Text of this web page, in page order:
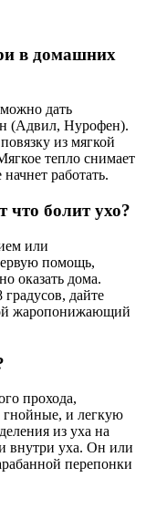
в домашних
дать
(Адвил, Нурофен).
из мягкой
тепло снимает
работать.
что болит ухо?
или
помощь,
оказать дома.
дайте
жаропонижающий
прохода,
гнойные, и легкую
из уха на
внутри уха. Он или
перепонки